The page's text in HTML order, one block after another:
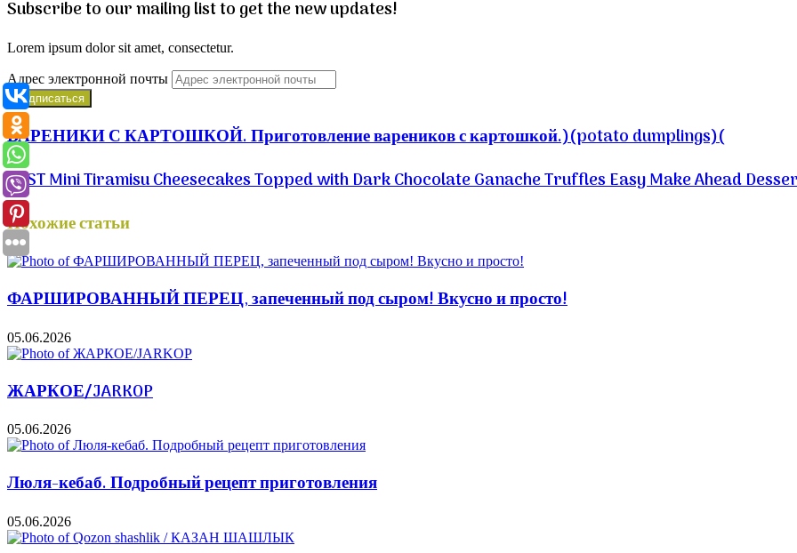
Subscribe to our mailing list to get the new updates!
Lorem ipsum dolor sit amet, consectetur.
Адрес электронной почты
ВАРЕНИКИ С КАРТОШКОЙ. Приготовление вареников с картошкой.)(potato dumplings)(
BEST Mini Tiramisu Cheesecakes Topped with Dark Chocolate Ganache Truffles Easy Make Ahead
Похожие статьи
ФАРШИРОВАННЫЙ ПЕРЕЦ, запеченный под сыром! Вкусно и просто!
05.06.2026
ЖАРКОЕ/JARKOP
05.06.2026
Люля-кебаб. Подробный рецепт приготовления
05.06.2026